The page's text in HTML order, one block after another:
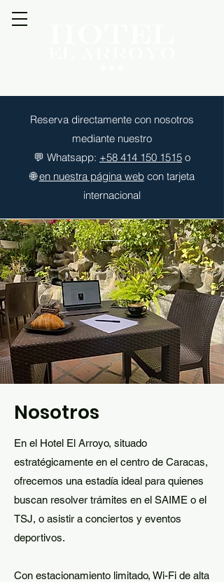
Reserva directamente con nosotros
mediante nuestro
💬 Whatsapp: +58 414 150 1515 o
🌐en nuestra página webcon tarjeta
internacional
Nosotros
En el Hotel El Arroyo, situado
estratégicamente en el centro de Caracas,
ofrecemos una estadía ideal para quienes
buscan resolver trámites en el SAIME o el
TSJ, o asistir a conciertos y eventos
deportivos.
Con estacionamiento limitado, Wi-Fi de alta